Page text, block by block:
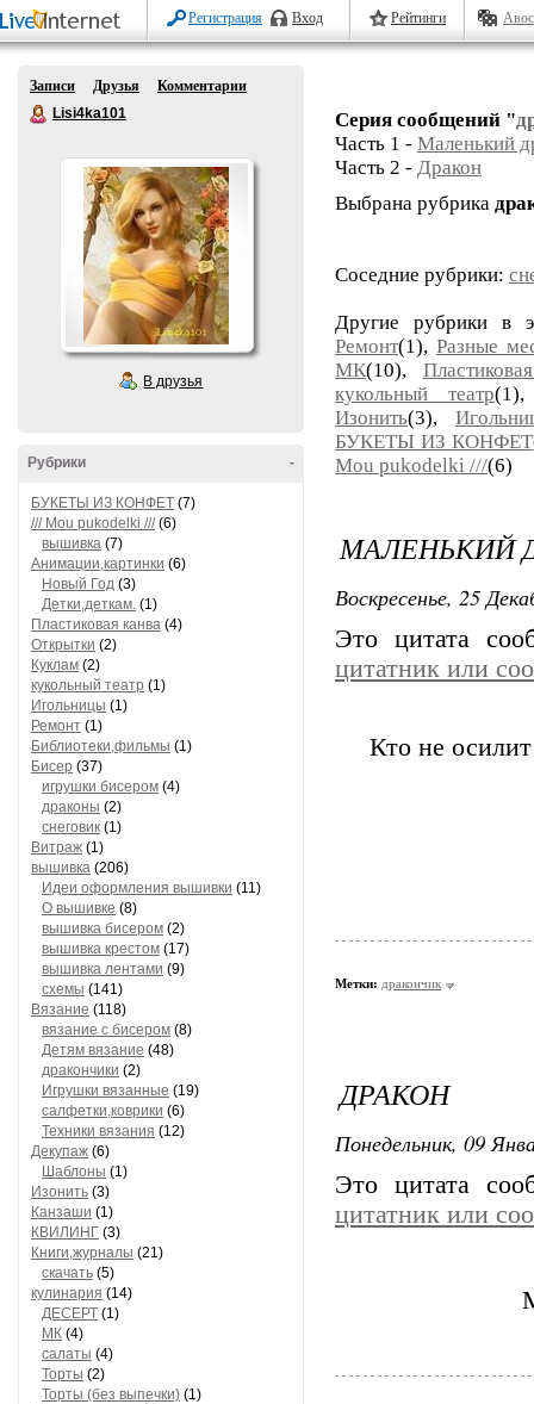
Регистрация Вход Рейтинги
Записи Друзья
Комментарии
Lisi4ka101
В друзья
-
Рубрики
БУКЕТЫ ИЗ КОНФЕТ (7)
/// Mou pukodelki ///(6)
вышивка (7)
Анимации,картинки (6)
Новый Год (3)
Детки,деткам. (1)
Пластиковая канва (4)
Открытки (2)
Куклам (2)
кукольный театр (1)
Игольницы (1)
Ремонт (1)
Библиотеки,фильмы (1)
Бисер (37)
игрушки бисером (4)
драконы (2)
снеговик (1)
Витраж (1)
вышивка (206)
Идеи оформления вышивки (11)
О вышивке (8)
вышивка бисером (2)
вышивка крестом (17)
вышивка лентами (9)
схемы (141)
Вязание (118)
вязание с бисером (8)
Детям вязание (48)
дракончики (2)
Игрушки вязанные (19)
салфетки,коврики (6)
Техники вязания (12)
Декупаж (6)
Шаблоны (1)
Изонить (3)
Канзаши (1)
КВИЛИНГ (3)
Книги,журналы (21)
скачать (5)
кулинария (14)
ДЕСЕРТ (1)
МК (4)
салаты (4)
Торты (2)
Торты (без выпечки) (1)
Серия сообщений "
Часть 1 - Маленький
Часть 2 - Дракон
Выбрана рубрика
Соседние рубрики:
Другие рубрики в
Ремонт(1), Разные
МК(10),
кукольный театр
Изонить(3),
БУКЕТЫ ИЗ КОНФЕТ
Mou pukodelki ///(6)
МАЛЕНЬКИЙ
Воскресенье, 25
Это цитата
цитатник или
Кто не
Метки: дракончик
ДРАКОН
Понедельник, 09
Это цитата
цитатник или